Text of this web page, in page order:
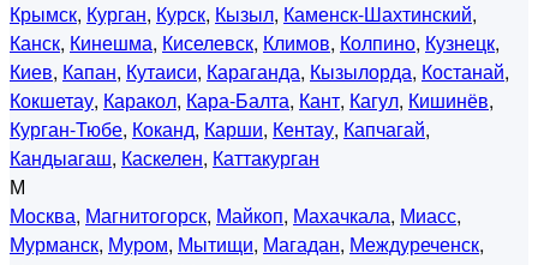
Крымск, Курган, Курск, Кызыл, Каменск-Шахтинский,
Канск, Кинешма, Киселевск, Климов, Колпино, Кузнецк,
Киев, Капан, Кутаиси, Караганда, Кызылорда, Костанай,
Кокшетау, Каракол, Кара-Балта, Кант, Кагул, Кишинёв,
Курган-Тюбе, Коканд, Карши, Кентау, Капчагай,
Кандыагаш, Каскелен, Каттакурган
М
Москва, Магнитогорск, Майкоп, Махачкала, Миасс,
Мурманск, Муром, Мытищи, Магадан, Междуреченск,